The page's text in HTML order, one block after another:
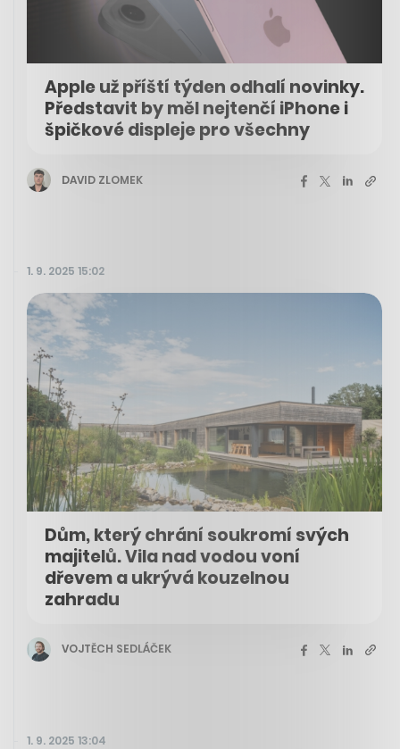
Apple už příští týden odhalí novinky.
Představit by měl nejtenčí iPhone i
špičkové displeje pro všechny
DAVID ZLOMEK
1. 9. 2025 15:02
Dům, který chrání soukromí svých
majitelů. Vila nad vodou voní
dřevem a ukrývá kouzelnou
zahradu
VOJTĚCH SEDLÁČEK
1. 9. 2025 13:04